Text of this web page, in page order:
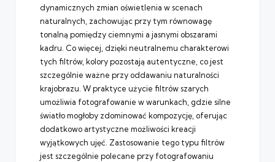
dynamicznych zmian oświetlenia w scenach
naturalnych, zachowując przy tym równowagę
tonalną pomiędzy ciemnymi a jasnymi obszarami
kadru. Co więcej, dzięki neutralnemu charakterowi
tych filtrów, kolory pozostają autentyczne, co jest
szczególnie ważne przy oddawaniu naturalności
krajobrazu. W praktyce użycie filtrów szarych
umożliwia fotografowanie w warunkach, gdzie silne
światło mogłoby zdominować kompozycję, oferując
dodatkowo artystyczne możliwości kreacji
wyjątkowych ujęć. Zastosowanie tego typu filtrów
jest szczególnie polecane przy fotografowaniu